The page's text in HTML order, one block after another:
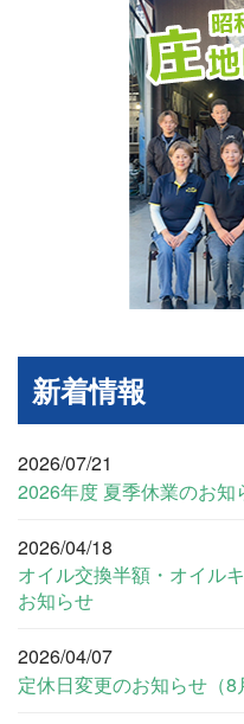
新着情報
2026/07/21
2026年度 夏季休業のお知
2026/04/18
オイル交換半額・オイル
お知らせ
2026/04/07
定休日変更のお知らせ（8